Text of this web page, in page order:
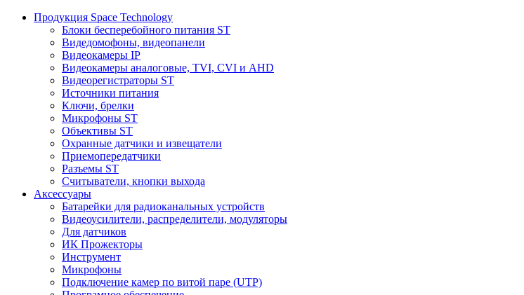
Продукция Space Technology
Блоки бесперебойного питания ST
Видедомофоны, видеопанели
Видеокамеры IP
Видеокамеры аналоговые, TVI, CVI и AHD
Видеорегистраторы ST
Источники питания
Ключи, брелки
Микрофоны ST
Объективы ST
Охранные датчики и извещатели
Приемопередатчики
Разъемы ST
Считыватели, кнопки выхода
Аксессуары
Батарейки для радиоканальных устройств
Видеоусилители, распределители, модуляторы
Для датчиков
ИК Прожекторы
Инструмент
Микрофоны
Подключение камер по витой паре (UTP)